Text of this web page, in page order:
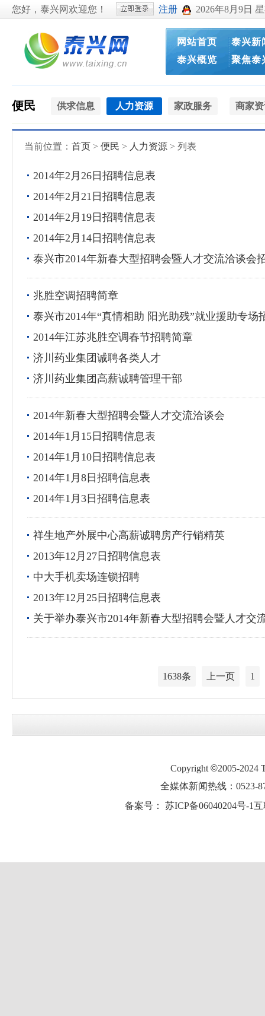
您好，泰兴网欢迎您！ 注册 2026年8月9日
网站首页
泰兴概览
泰兴新
聚焦泰
便民 供求信息 人力资源 家政服务 商家
当前位置： 首页 > 便民 > 人力资源 > 列表
2014年2月26日招聘信息表
2014年2月21日招聘信息表
2014年2月19日招聘信息表
2014年2月14日招聘信息表
泰兴市2014年新春大型招聘会暨人才交流洽谈会
兆胜空调招聘简章
泰兴市2014年“真情相助 阳光助残”就业援助专场
2014年江苏兆胜空调春节招聘简章
济川药业集团诚聘各类人才
济川药业集团高薪诚聘管理干部
2014年新春大型招聘会暨人才交流洽谈会
2014年1月15日招聘信息表
2014年1月10日招聘信息表
2014年1月8日招聘信息表
2014年1月3日招聘信息表
祥生地产外展中心高薪诚聘房产行销精英
2013年12月27日招聘信息表
中大手机卖场连锁招聘
2013年12月25日招聘信息表
关于举办泰兴市2014年新春大型招聘会暨人才交
1638条 上一页 1
Copyright ©2005-2024
全媒体新闻热线：0523-
备案号： 苏ICP备06040204号-1互